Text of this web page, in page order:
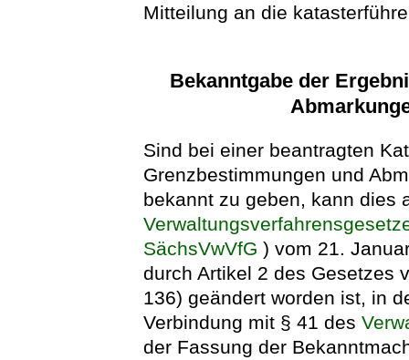
Mitteilung an die
Bekanntgabe der
Sind bei einer beantragten
Grenzbestimmungen und
bekannt zu geben, kann dies
SächsVwVfG ) vom 21.
durch Artikel 2 des Gesetzes
136) geändert worden ist, in
Verbindung mit § 41 des
der Fassung der